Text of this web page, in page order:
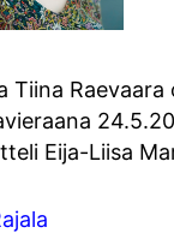
Tiina Raevaara
Eija-Liisa